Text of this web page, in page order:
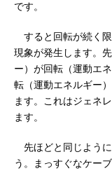
です。
すると回転が続く
現象が発生します。
ー）が回転（運動エ
転（運動エネルギー
ます。これはジェネ
ます。
先ほどと同じように
う。まっすぐなケー